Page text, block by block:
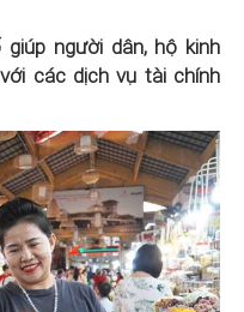
người dân, hộ kinh
các dịch vụ tài chính